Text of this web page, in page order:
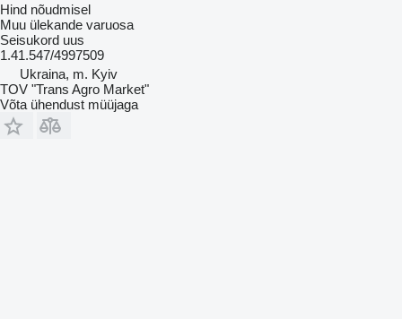
Hind nõudmisel
Muu ülekande varuosa
Seisukord uus
1.41.547/4997509
Ukraina, m. Kyiv
TOV "Trans Agro Market"
Võta ühendust müüjaga